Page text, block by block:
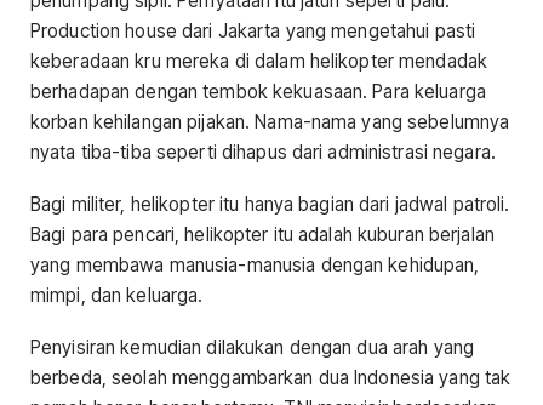
Production house dari Jakarta yang mengetahui pasti
keberadaan kru mereka di dalam helikopter mendadak
berhadapan dengan tembok kekuasaan. Para keluarga
korban kehilangan pijakan. Nama-nama yang sebelumnya
nyata tiba-tiba seperti dihapus dari administrasi negara.
Bagi militer, helikopter itu hanya bagian dari jadwal patroli.
Bagi para pencari, helikopter itu adalah kuburan berjalan
yang membawa manusia-manusia dengan kehidupan,
mimpi, dan keluarga.
Penyisiran kemudian dilakukan dengan dua arah yang
berbeda, seolah menggambarkan dua Indonesia yang tak